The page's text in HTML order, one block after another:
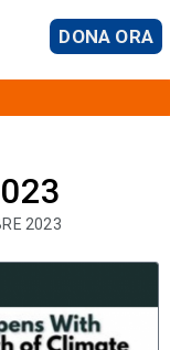
DONA ORA
2023